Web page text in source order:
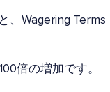
、Wagering Terms
倍の増加です。